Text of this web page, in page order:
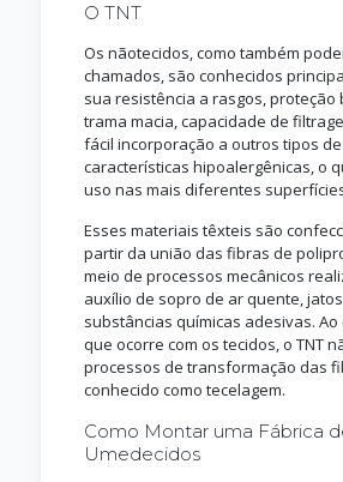
O TNT
Os nãotecidos, como também
chamados, são conhecidos
sua resistência a rasgos, proteção
trama macia, capacidade de
fácil incorporação a outros tipos
características hipoalergênicas, o
uso nas mais diferentes
Esses materiais têxteis são
partir da união das fibras de
meio de processos mecânicos
auxílio de sopro de ar quente, jatos
substâncias químicas adesivas.
que ocorre com os tecidos, o TNT
processos de transformação das
conhecido como tecelagem.
Como Montar uma Fábrica
Umedecidos